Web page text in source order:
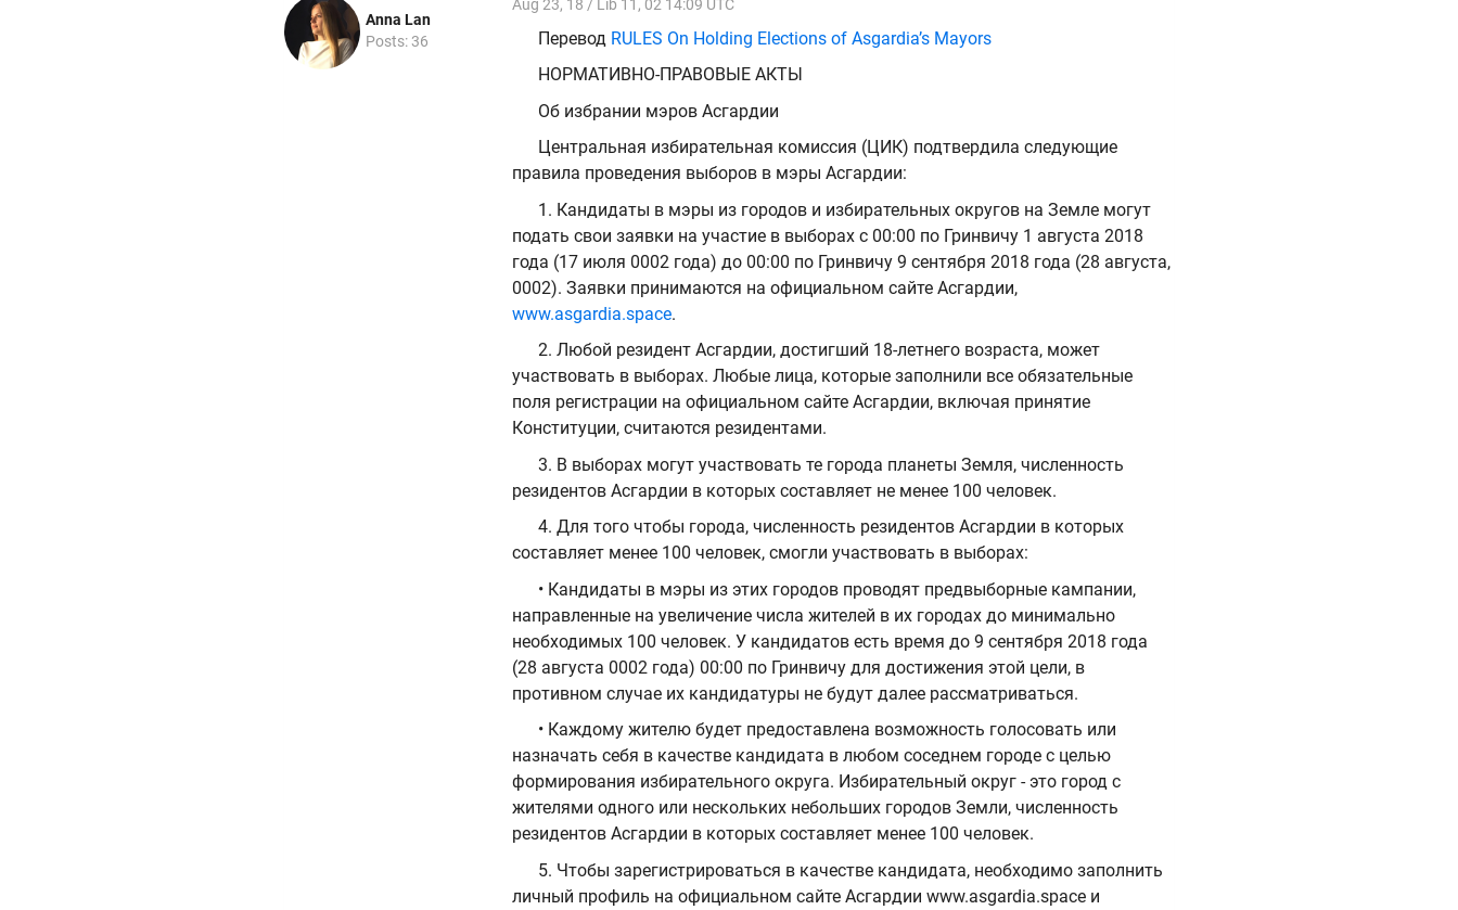
Anna Lan
Posts: 36
Aug 23, 18 / Lib 11, 02 14:09 UTC
Перевод RULES On Holding Elections of Asgardia’s Mayors
НОРМАТИВНО-ПРАВОВЫЕ АКТЫ
Об избрании мэров Асгардии
Центральная избирательная комиссия (ЦИК) подтвердила следующие
правила проведения выборов в мэры Асгардии:
1. Кандидаты в мэры из городов и избирательных округов на Земле могут
подать свои заявки на участие в выборах с 00:00 по Гринвичу 1 августа 2018
года (17 июля 0002 года) до 00:00 по Гринвичу 9 сентября 2018 года (28 августа,
0002). Заявки принимаются на официальном сайте Асгардии,
www.asgardia.space.
2. Любой резидент Асгардии, достигший 18-летнего возраста, может
участвовать в выборах. Любые лица, которые заполнили все обязательные
поля регистрации на официальном сайте Асгардии, включая принятие
Конституции, считаются резидентами.
3. В выборах могут участвовать те города планеты Земля, численность
резидентов Асгардии в которых составляет не менее 100 человек.
4. Для того чтобы города, численность резидентов Асгардии в которых
составляет менее 100 человек, смогли участвовать в выборах:
• Кандидаты в мэры из этих городов проводят предвыборные кампании,
направленные на увеличение числа жителей в их городах до минимально
необходимых 100 человек. У кандидатов есть время до 9 сентября 2018 года
(28 августа 0002 года) 00:00 по Гринвичу для достижения этой цели, в
противном случае их кандидатуры не будут далее рассматриваться.
• Каждому жителю будет предоставлена возможность голосовать или
назначать себя в качестве кандидата в любом соседнем городе с целью
формирования избирательного округа. Избирательный округ - это город с
жителями одного или нескольких небольших городов Земли, численность
резидентов Асгардии в которых составляет менее 100 человек.
5. Чтобы зарегистрироваться в качестве кандидата, необходимо заполнить
личный профиль на официальном сайте Асгардии www.asgardia.space и